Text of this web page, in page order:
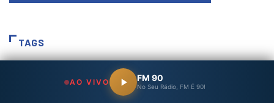
TAGS
acidente Animais
AO VIVO FM 90
No Seu Rádio, FM É 90!